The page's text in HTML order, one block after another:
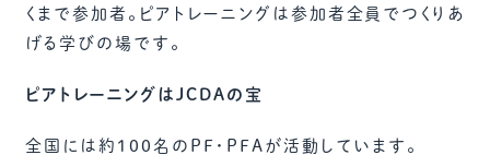
くまで参加者。ピアトレーニングは参加者全員でつくりあ
げる学びの場です。
ピアトレーニングはJCDAの宝
全国には約100名のPF・PFAが活動しています。